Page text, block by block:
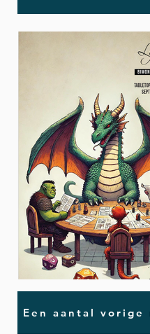
Een aantal vorige